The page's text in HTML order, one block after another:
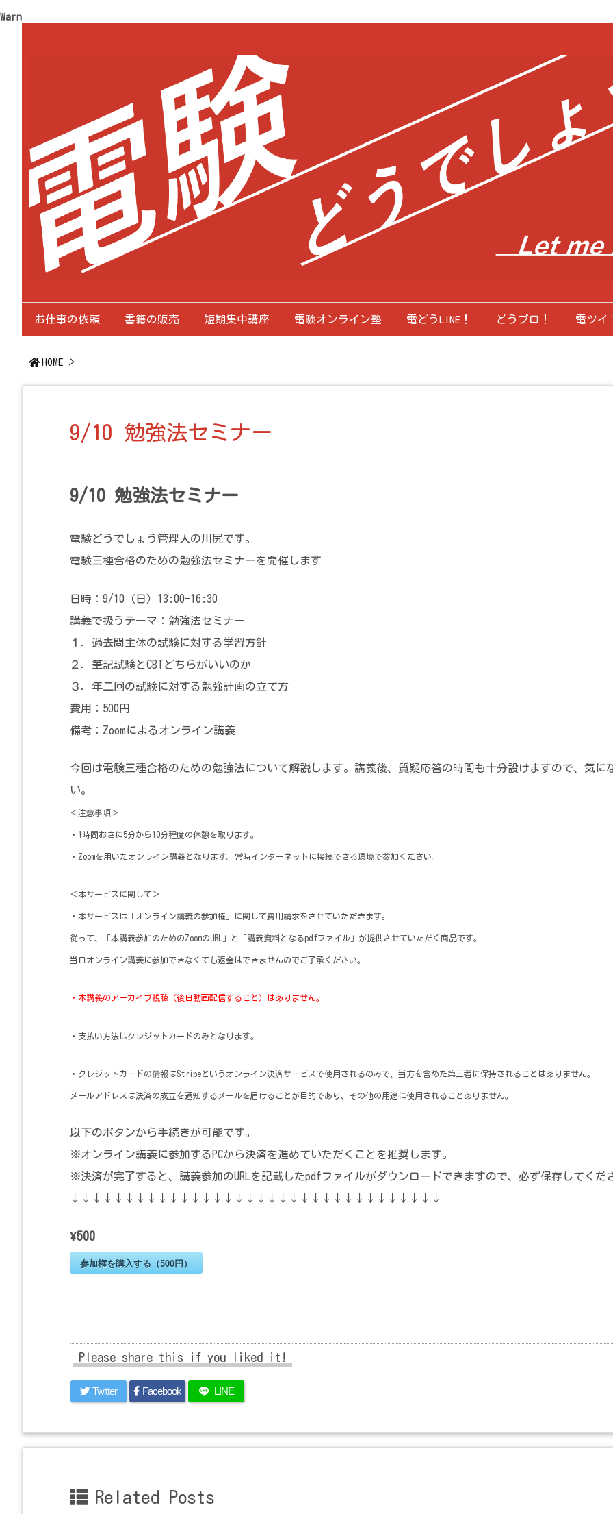
Warning
お仕事の依頼 書籍の販売 短期集中講座 電験オンライン塾 電どうLINE！ どうブロ！ 電ツイ
HOME >
9/10 勉強法セミナー
9/10 勉強法セミナー
電験どうでしょう管理人の川尻です。
電験三種合格のための勉強法セミナーを開催します
日時：9/10（日）13:00-16:30
講義で扱うテーマ：勉強法セミナー
１．過去問主体の試験に対する学習方針
２．筆記試験とCBTどちらがいいのか
３．年二回の試験に対する勉強計画の立て方
費用：500円
備考：Zoomによるオンライン講義
今回は電験三種合格のための勉強法について解説します。講義後、質疑応答の時間も十分設けますので、気に
い。
＜注意事項＞
・1時間おきに5分から10分程度の休憩を取ります。
・Zoomを用いたオンライン講義となります。常時インターネットに接続できる環境で参加ください。
＜本サービスに関して＞
・本サービスは「オンライン講義の参加権」に関して費用請求をさせていただきます。
従って、「本講義参加のためのZoomのURL」と「講義資料となるpdfファイル」が提供させていただく商品です。
当日オンライン講義に参加できなくても返金はできませんのでご了承ください。
・本講義のアーカイブ視聴（後日動画配信すること）はありません。
・支払い方法はクレジットカードのみとなります。
・クレジットカードの情報はStripeというオンライン決済サービスで使用されるのみで、当方を含めた第三者に保持されることはありません。
メールアドレスは決済の成立を通知するメールを届けることが目的であり、その他の用途に使用されることありません。
以下のボタンから手続きが可能です。
※オンライン講義に参加するPCから決済を進めていただくことを推奨します。
※決済が完了すると、講義参加のURLを記載したpdfファイルがダウンロードできますので、必ず保存してくだ
↓↓↓↓↓↓↓↓↓↓↓↓↓↓↓↓↓↓↓↓↓↓↓↓↓↓↓↓↓↓↓↓↓↓
¥500
参加権を購入する（500円）
Please share this if you liked it!
Twitter Facebook LINE
Related Posts